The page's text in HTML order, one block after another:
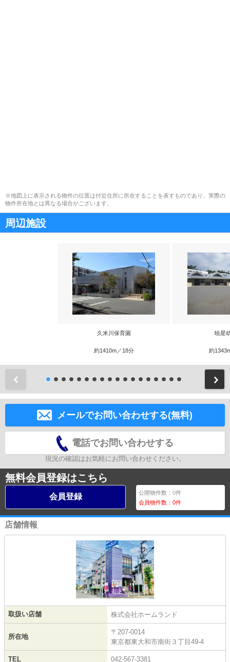
※地図上に表示される物件の位置は付近住所に所在することを表すものであり、実際の
物件所在地とは異なる場合がございます。
周辺施設
久米川保育園
約1410m／18分
暁星
約
メールでお問い合わせする(無料)
電話でお問い合わせする
現況の確認はお気軽にお問い合わせください。
無料会員登録はこちら
会員登録 公開物件数：0件
会員物件数：0件
店舗情報
取扱い店舗 株式会社ホームランド
所在地
〒207-0014
東京都東大和市南街３丁目49-4
TEL 042-567-3381